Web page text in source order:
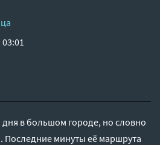
в большом городе, но словно
Последние минуты её маршрута